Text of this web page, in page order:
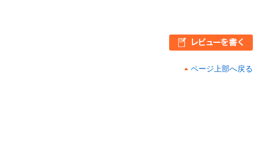
ページ上部へ戻る